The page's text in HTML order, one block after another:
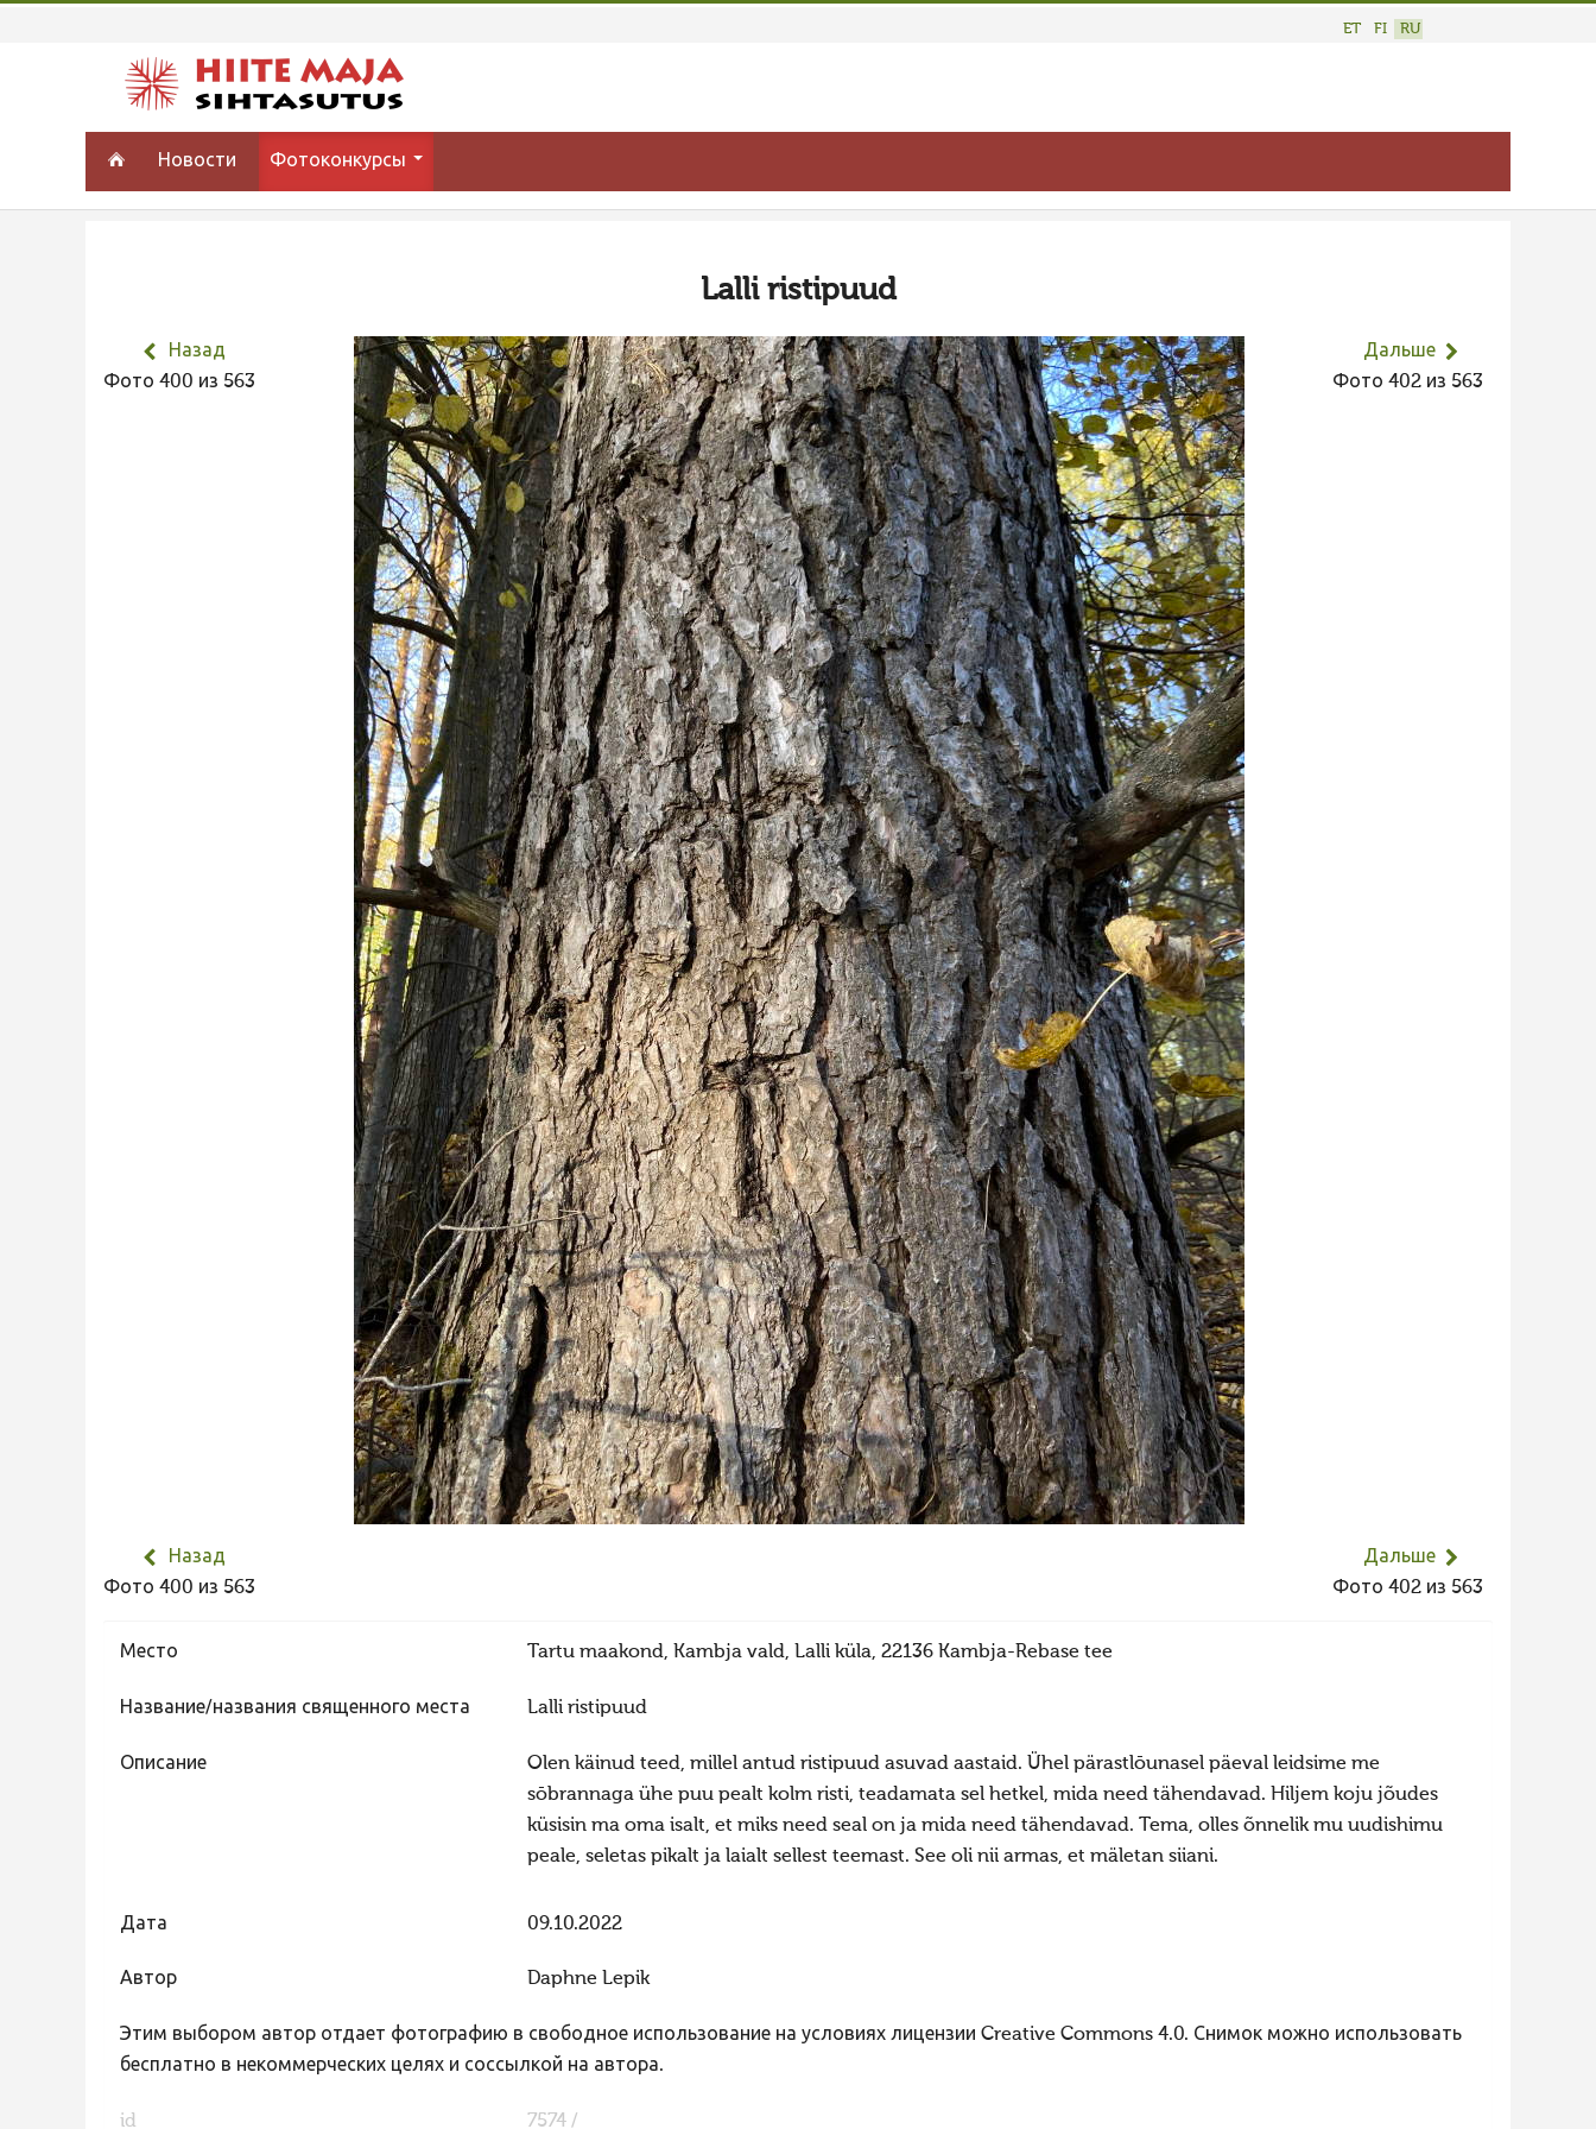
ET FI RU
Новости Фотоконкурсы
Lalli ristipuud
Назад
Фото 400 из 563
Дальше
Фото 402 из 563
Назад
Фото 400 из 563
Дальше
Фото 402 из 563
Место Tartu maakond, Kambja vald, Lalli küla, 22136 Kambja-Rebase tee
Название/названия священного места Lalli ristipuud
Описание
Olen käinud teed, millel antud ristipuud asuvad aastaid. Ühel pärastlōunasel päeval leidsime me
sōbrannaga ühe puu pealt kolm risti, teadamata sel hetkel, mida need tähendavad. Hiljem koju jõudes
küsisin ma oma isalt, et miks need seal on ja mida need tähendavad. Tema, olles õnnelik mu uudishimu
peale, seletas pikalt ja laialt sellest teemast. See oli nii armas, et mäletan siiani.
Дата 09.10.2022
Автор Daphne Lepik
Этим выбором автор отдает фотографию в свободное использование на условиях лицензии Creative Commons 4.0. Снимок можно использовать
бесплатно в некоммерческих целях и соссылкой на автора.
id 7574 /